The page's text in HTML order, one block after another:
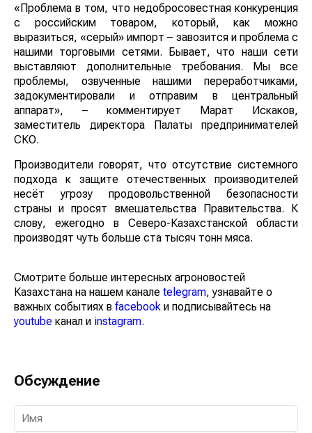
«Проблема в том, что недобросовестная конкуренция
с российским товаром, который, как можно
выразиться, «серый» импорт – завозится и проблема с
нашими торговыми сетями. Бывает, что наши сети
выставляют дополнительные требования. Мы все
проблемы, озвученные нашими переработчиками,
задокументировали и отправим в центральный
аппарат», – комментирует Марат Искаков,
заместитель директора Палаты предпринимателей
СКО.
Производители говорят, что отсутствие системного
подхода к защите отечественных производителей
несёт угрозу продовольственной безопасности
страны и просят вмешательства Правительства. К
слову, ежегодно в Северо-Казахстанской области
производят чуть больше ста тысяч тонн мяса.
Смотрите больше интересных агроновостей
Казахстана на нашем канале telegram, узнавайте о
важных событиях в facebook и подписывайтесь на
youtube канал и instagram.
Обсуждение